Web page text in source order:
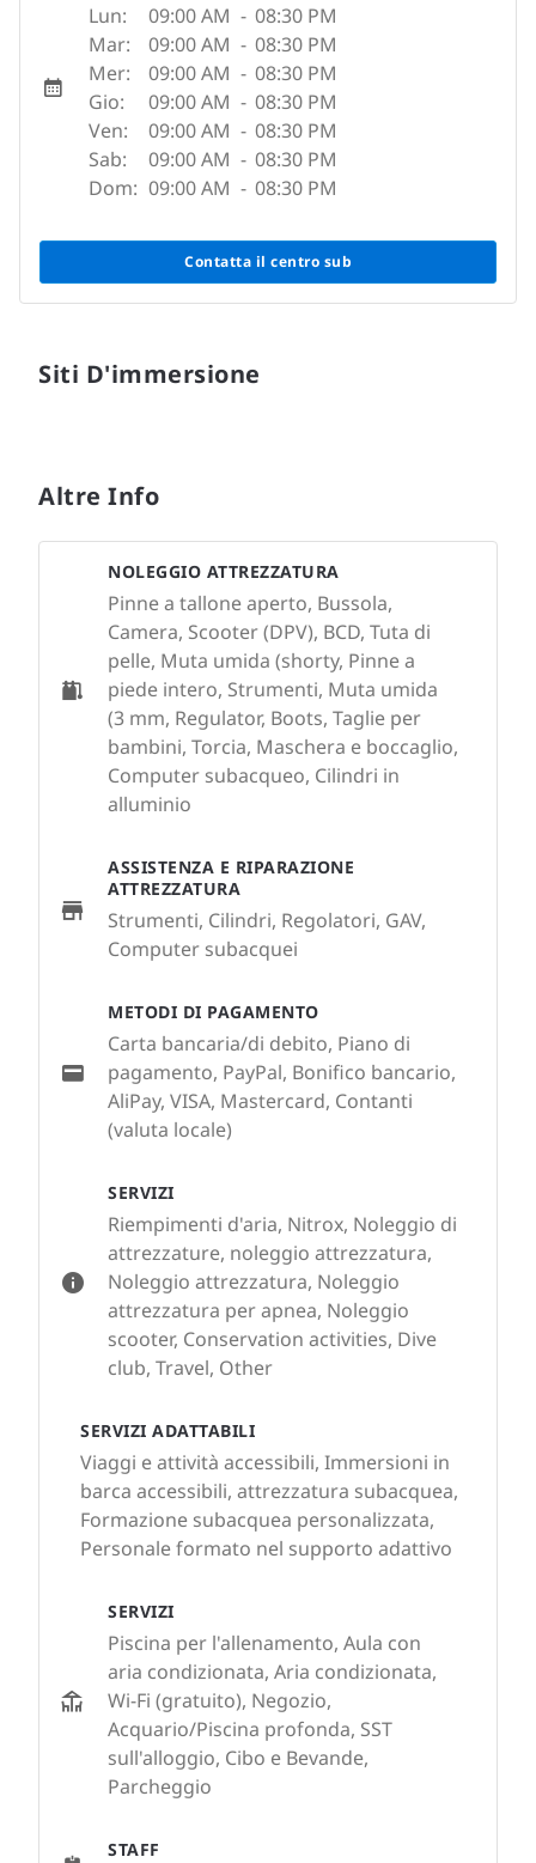
Lun: 09:00 AM - 08:30 PM
Mar:
09:00 AM - 08:30 PM
Mer:
09:00 AM - 08:30 PM
Gio:
09:00 AM - 08:30 PM
Ven:
09:00 AM - 08:30 PM
Sab:
09:00 AM - 08:30 PM
Dom: 09:00 AM - 08:30 PM
Contatta il centro sub
Siti D'immersione
Altre Info
SERVIZI
Riempimenti d'aria, Nitrox, Noleggio di
attrezzature, noleggio attrezzatura,
Noleggio attrezzatura, Noleggio
attrezzatura per apnea, Noleggio
scooter, Conservation activities, Dive
club, Travel, Other
SERVIZI ADATTABILI
Viaggi e attività accessibili, Immersioni in
barca accessibili, attrezzatura subacquea,
Formazione subacquea personalizzata,
Personale formato nel supporto adattivo
SERVIZI
Piscina per l'allenamento, Aula con
aria condizionata, Aria condizionata,
Wi-Fi (gratuito), Negozio,
Acquario/Piscina profonda, SST
sull'alloggio, Cibo e Bevande,
Parcheggio
STAFF
NOLEGGIO ATTREZZATURA
Pinne a tallone aperto, Bussola,
Camera, Scooter (DPV), BCD, Tuta di
pelle, Muta umida (shorty, Pinne a
piede intero, Strumenti, Muta umida
(3 mm, Regulator, Boots, Taglie per
bambini, Torcia, Maschera e boccaglio,
Computer subacqueo, Cilindri in
alluminio
ASSISTENZA E RIPARAZIONE
ATTREZZATURA
Strumenti, Cilindri, Regolatori, GAV,
Computer subacquei
METODI DI PAGAMENTO
Carta bancaria/di debito, Piano di
pagamento, PayPal, Bonifico bancario,
AliPay, VISA, Mastercard, Contanti
(valuta locale)